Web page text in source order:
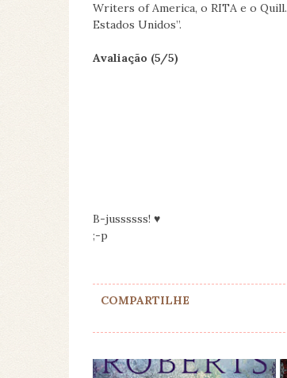
Writers of America, o RITA e o
Estados Unidos”.
Avaliação (5/5)
B-jussssss! ♥
;-p
COMPARTILHE